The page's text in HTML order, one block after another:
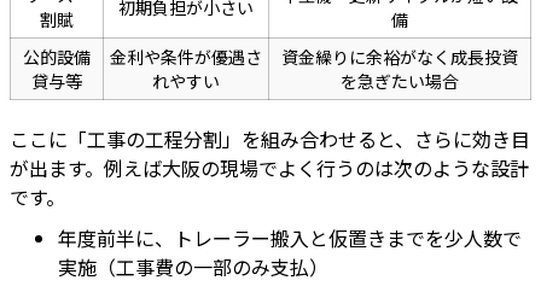
割賦
初期負担が小さい
備
公的設備
貸与等
金利や条件が優遇さ
れやすい
資金繰りに余裕がなく成長投資
を急ぎたい場合
ここに「工事の工程分割」を組み合わせると、さらに効き目
が出ます。例えば大阪の現場でよく行うのは次のような設計
です。
年度前半に、トレーラー搬入と仮置きまでを少人数で
実施（工事費の一部のみ支払）